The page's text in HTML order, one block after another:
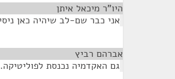
היו"ר מיכאל איתן
אני כבר שם-לב שיהיה כאן
אברהם רביץ
גם האקדמיה נכנסת לפוליטיקה.